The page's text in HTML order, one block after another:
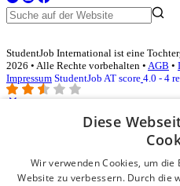
StudentJob International ist eine
2026 • Alle Rechte vorbehalten • AGB •
Impressum StudentJob AT score 4.0 - 4
Login für Unternehmen
E-Mail*
Diese
Wir verwenden Cookies, um
Website zu verbessern. Durch die